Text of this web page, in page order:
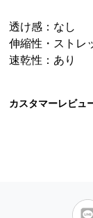
透け感：なし
伸縮性・ストレ
速乾性：あり
カスタマーレビュ